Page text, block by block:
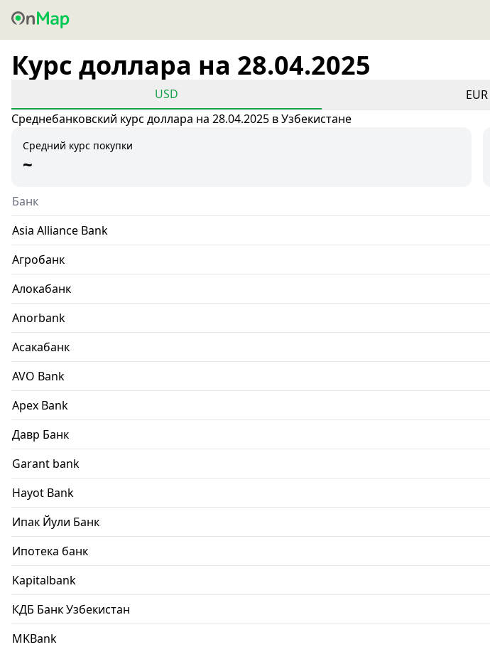
Курс доллара на 28.04.2025
USD EUR
Среднебанковский курс доллара на 28.04.2025 в Узбекистане
Средний курс покупки
~
Банк
Asia Alliance Bank
Агробанк
Алокабанк
Anorbank
Асакабанк
AVO Bank
Apex Bank
Давр Банк
Garant bank
Hayot Bank
Ипак Йули Банк
Ипотека банк
Kapitalbank
КДБ Банк Узбекистан
MKBank